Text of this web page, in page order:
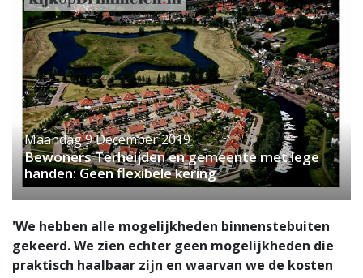
Maandag 9 December 2019
Bewoners Terheijden en gemeente met lege
handen: Geen flexibele kering
'We hebben alle mogelijkheden binnenstebuiten
gekeerd. We zien echter geen mogelijkheden die
praktisch haalbaar zijn en waarvan we de kosten